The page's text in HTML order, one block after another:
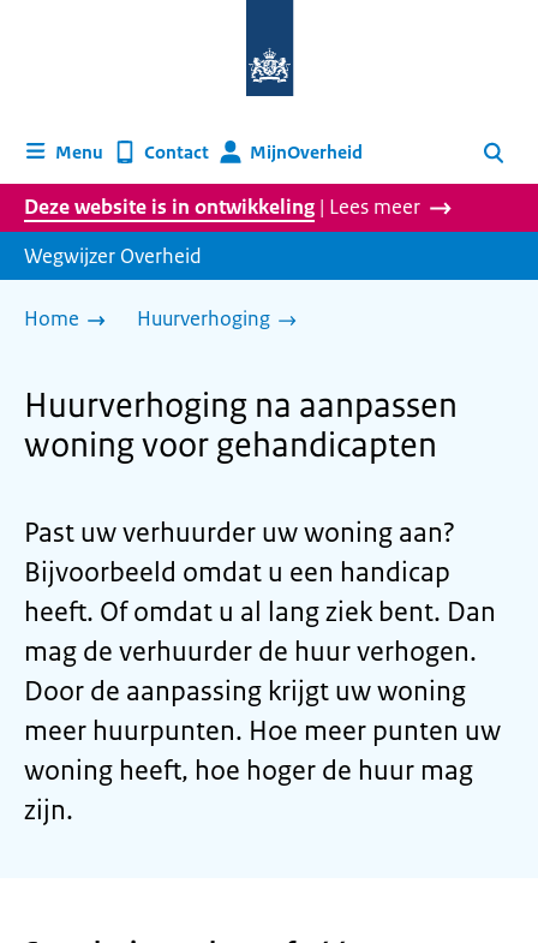
homepage
Menu Contact MijnOverheid Zoeken
Deze website is in ontwikkeling | Lees meer
Wegwijzer Overheid
Home Huurverhoging
Huurverhoging na aanpassen
woning voor gehandicapten
Past uw verhuurder uw woning aan?
Bijvoorbeeld omdat u een handicap
heeft. Of omdat u al lang ziek bent. Dan
mag de verhuurder de huur verhogen.
Door de aanpassing krijgt uw woning
meer huurpunten. Hoe meer punten uw
woning heeft, hoe hoger de huur mag
zijn.